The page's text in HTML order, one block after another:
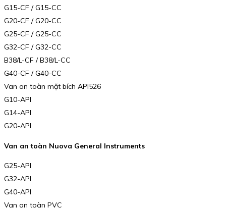
G15-CF / G15-CC
G20-CF / G20-CC
G25-CF / G25-CC
G32-CF / G32-CC
B38/L-CF / B38/L-CC
G40-CF / G40-CC
Van an toàn mặt bích API526
G10-API
G14-API
G20-API
Van an toàn Nuova General Instruments
G25-API
G32-API
G40-API
Van an toàn PVC